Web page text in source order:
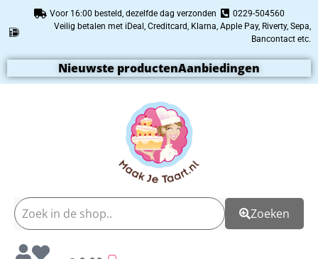
Voor 16:00 besteld, dezelfde dag verzonden
0229-504560
Veilig betalen met iDeal, Creditcard, Klarna, Apple Pay, Riverty, Sepa,
Bancontact etc.
Nieuwste productenAanbiedingen
Zoeken